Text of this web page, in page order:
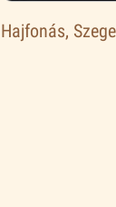
Hajfonás,